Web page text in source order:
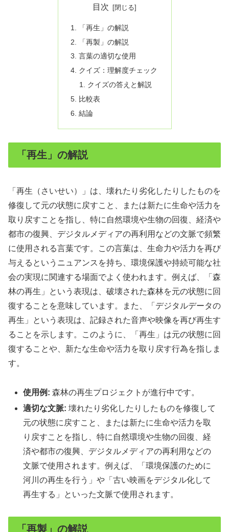
目次
「再生」の解説
「再製」の解説
言葉の適切な使用
クイズ：理解度チェック
クイズの答えと解説
比較表
結論
「再生」の解説
「再生（さいせい）」は、壊れたり劣化したりしたものを
修復して元の状態に戻すこと、または新たに生命や活力を
取り戻すことを指し、特に自然環境や生物の回復、経済や
都市の復興、デジタルメディアの再利用などの文脈で頻繁
に使用される言葉です。この言葉は、生命力や活力を再び
与えるというニュアンスを持ち、環境保護や持続可能な社
会の実現に関連する場面でよく使われます。例えば、「森
林の再生」という表現は、破壊された森林を元の状態に回
復することを意味しています。また、「デジタルデータの
再生」という表現は、記録された音声や映像を再び再生す
ることを示します。このように、「再生」は元の状態に回
復することや、新たな生命や活力を取り戻す行為を指しま
す。
使用例: 森林の再生プロジェクトが進行中です。
適切な文脈: 壊れたり劣化したりしたものを修復して
元の状態に戻すこと、または新たに生命や活力を取
り戻すことを指し、特に自然環境や生物の回復、経
済や都市の復興、デジタルメディアの再利用などの
文脈で使用されます。例えば、「環境保護のために
河川の再生を行う」や「古い映画をデジタル化して
再生する」といった文脈で使用されます。
「再製」の解説